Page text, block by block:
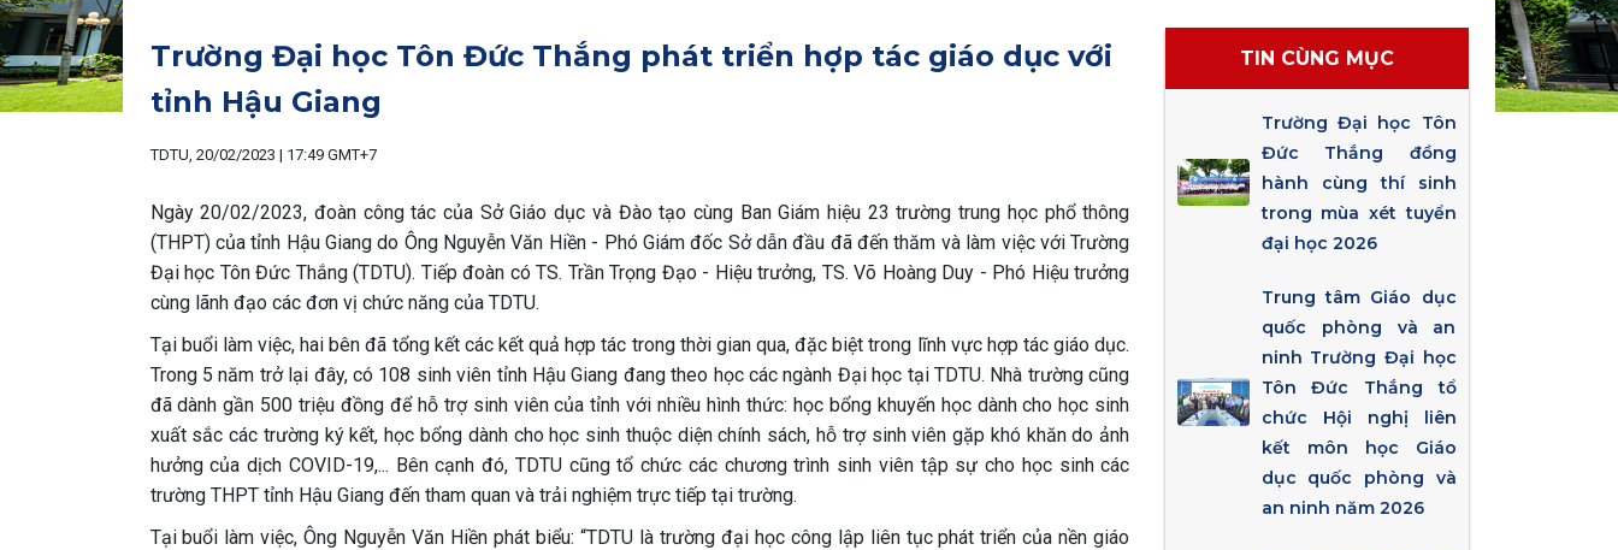
Trường Đại học Tôn Đức Thắng phát triển hợp tác giáo dục với
tỉnh Hậu Giang
TDTU, 20/02/2023 | 17:49 GMT+7
Ngày 20/02/2023, đoàn công tác của Sở Giáo dục và Đào tạo cùng Ban Giám hiệu 23 trường trung học phổ thông
(THPT) của tỉnh Hậu Giang do Ông Nguyễn Văn Hiền - Phó Giám đốc Sở dẫn đầu đã đến thăm và làm việc với Trường
Đại học Tôn Đức Thắng (TDTU). Tiếp đoàn có TS. Trần Trọng Đạo - Hiệu trưởng, TS. Võ Hoàng Duy - Phó Hiệu trưởng
cùng lãnh đạo các đơn vị chức năng của TDTU.
Tại buổi làm việc, hai bên đã tổng kết các kết quả hợp tác trong thời gian qua, đặc biệt trong lĩnh vực hợp tác giáo dục.
Trong 5 năm trở lại đây, có 108 sinh viên tỉnh Hậu Giang đang theo học các ngành Đại học tại TDTU. Nhà trường cũng
đã dành gần 500 triệu đồng để hỗ trợ sinh viên của tỉnh với nhiều hình thức: học bổng khuyến học dành cho học sinh
xuất sắc các trường ký kết, học bổng dành cho học sinh thuộc diện chính sách, hỗ trợ sinh viên gặp khó khăn do ảnh
hưởng của dịch COVID-19,... Bên cạnh đó, TDTU cũng tổ chức các chương trình sinh viên tập sự cho học sinh các
trường THPT tỉnh Hậu Giang đến tham quan và trải nghiệm trực tiếp tại trường.
Tại buổi làm việc, Ông Nguyễn Văn Hiền phát biểu: “TDTU là trường đại học công lập liên tục phát triển của nền giáo
TIN CÙNG MỤC
Trường Đại học Tôn
Đức Thắng đồng
hành cùng thí sinh
trong mùa xét tuyển
đại học 2026
Trung tâm Giáo dục
quốc phòng và an
ninh Trường Đại học
Tôn Đức Thắng tổ
chức Hội nghị liên
kết môn học Giáo
dục quốc phòng và
an ninh năm 2026